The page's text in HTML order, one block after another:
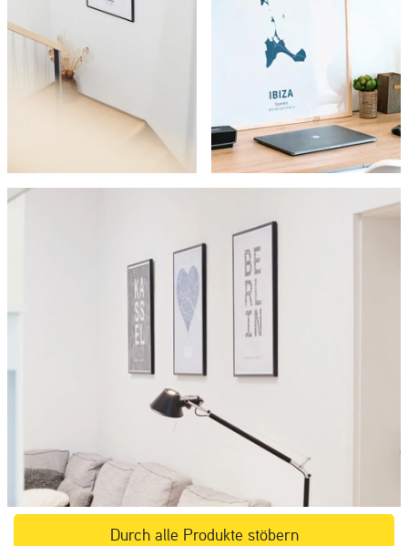
Durch alle Produkte stöbern